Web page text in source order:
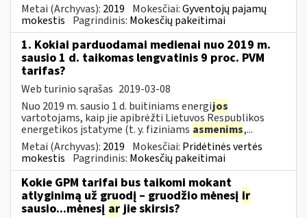
Metai (Archyvas): 2019 Mokesčiai:Gyventojų pajamų
mokestis Pagrindinis: Mokesčių pakeitimai
1. Kokiai parduodamai medienai nuo 2019 m.
sausio 1 d. taikomas lengvatinis 9 proc. PVM
tarifas?
Web turinio sąrašas 2019-03-08
Nuo 2019 m. sausio 1 d. buitiniams energijos
vartotojams, kaip jie apibrėžti Lietuvos Respublikos
energetikos įstatyme (t. y. fiziniams asmenims,...
Metai (Archyvas): 2019 Mokesčiai: Pridėtinės vertės
mokestis Pagrindinis: Mokesčių pakeitimai
Kokie GPM tarifai bus taikomi mokant
atlyginimą už gruodį – gruodžio mėnesį ir
sausio...mėnesį arjie skirsis?